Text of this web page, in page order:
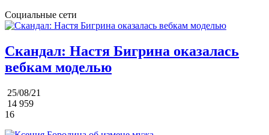
Социальные сети
Скандал: Настя Бигрина оказалась
вебкам моделью
25/08/21
14 959
16